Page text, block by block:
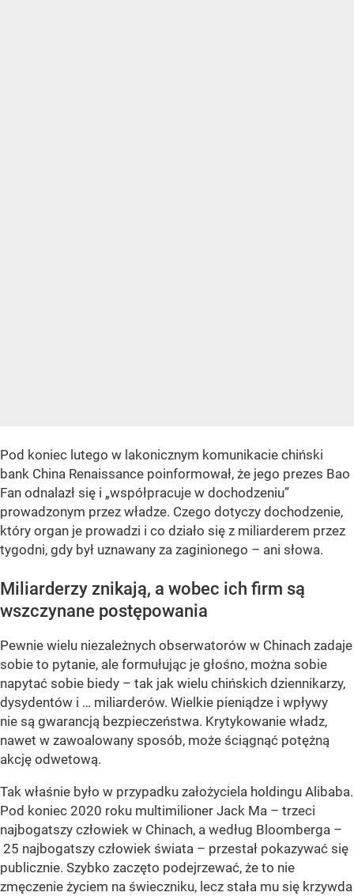
Pod koniec lutego w lakonicznym komunikacie chiński
bank China Renaissance poinformował, że jego prezes Bao
Fan odnalazł się i „współpracuje w dochodzeniu”
prowadzonym przez władze. Czego dotyczy dochodzenie,
który organ je prowadzi i co działo się z miliarderem przez
tygodni, gdy był uznawany za zaginionego – ani słowa.
Miliarderzy znikają, a wobec ich firm są
wszczynane postępowania
Pewnie wielu niezależnych obserwatorów w Chinach zadaje
sobie to pytanie, ale formułując je głośno, można sobie
napytać sobie biedy – tak jak wielu chińskich dziennikarzy,
dysydentów i … miliarderów. Wielkie pieniądze i wpływy
nie są gwarancją bezpieczeństwa. Krytykowanie władz,
nawet w zawoalowany sposób, może ściągnąć potężną
akcję odwetową.
Tak właśnie było w przypadku założyciela holdingu Alibaba.
Pod koniec 2020 roku multimilioner Jack Ma – trzeci
najbogatszy człowiek w Chinach, a według Bloomberga –
25 najbogatszy człowiek świata – przestał pokazywać się
publicznie. Szybko zaczęto podejrzewać, że to nie
zmęczenie życiem na świeczniku, lecz stała mu się krzywda